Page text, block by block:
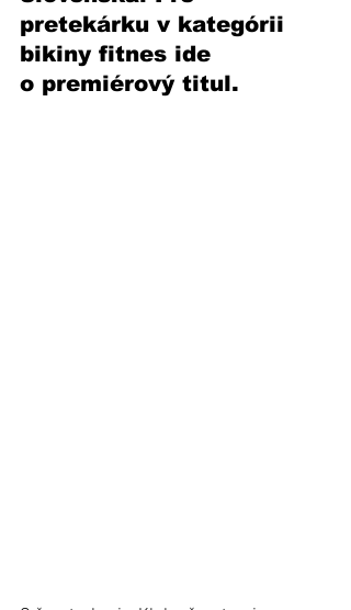
pretekárku v kategórii
bikiny fitnes ide
o premiérový titul.